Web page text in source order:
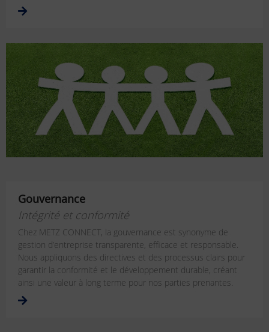
Gouvernance
Intégrité et conformité
Chez METZ CONNECT, la gouvernance est synonyme de
gestion d’entreprise transparente, efficace et responsable.
Nous appliquons des directives et des processus clairs pour
garantir la conformité et le développement durable, créant
ainsi une valeur à long terme pour nos parties prenantes.